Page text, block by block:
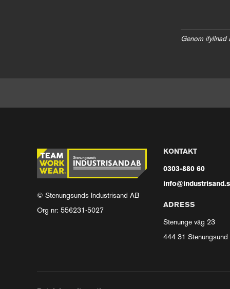
Genom ifyllnad
© Stenungsunds Industrisand AB
Org nr: 556231-5027
KONTAKT
0303-880 60
ADRESS
Stenunge väg 23
444 31 Stenungsund